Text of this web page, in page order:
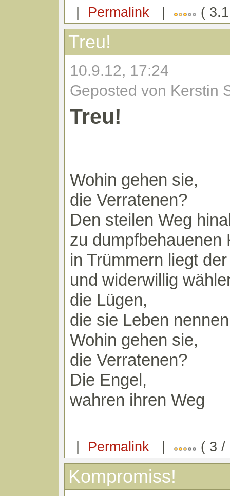
| Permalink | (
Treu!
10.9.12, 17:24
Geposted von Kerstin
Treu!
Wohin gehen sie,
die Verratenen?
Den steilen Weg
zu dumpfbehauenen
in Trümmern liegt
und widerwillig
die Lügen,
die sie Leben
Wohin gehen sie,
die Verratenen?
Die Engel,
wahren ihren Weg
| Permalink | ( 3 /
Kompromiss!